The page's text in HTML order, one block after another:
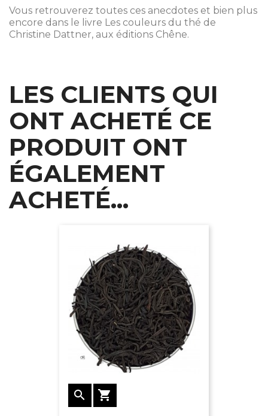
Vous retrouverez toutes ces anecdotes et bien plus
encore dans le livre Les couleurs du thé de
Christine Dattner, aux éditions Chêne.
LES CLIENTS QUI
ONT ACHETÉ CE
PRODUIT ONT
ÉGALEMENT
ACHETÉ...
 